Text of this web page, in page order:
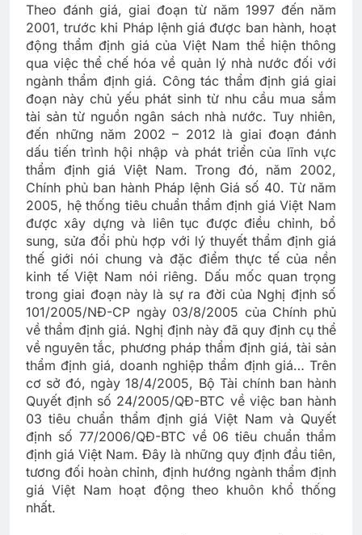
Theo đánh giá, giai đoạn từ năm 1997 đến năm
2001, trước khi Pháp lệnh giá được ban hành, hoạt
động thẩm định giá của Việt Nam thể hiện thông
qua việc thể chế hóa về quản lý nhà nước đối với
ngành thẩm định giá. Công tác thẩm định giá giai
đoạn này chủ yếu phát sinh từ nhu cầu mua sắm
tài sản từ nguồn ngân sách nhà nước. Tuy nhiên,
đến những năm 2002 – 2012 là giai đoạn đánh
dấu tiến trình hội nhập và phát triển của lĩnh vực
thẩm định giá Việt Nam. Trong đó, năm 2002,
Chính phủ ban hành Pháp lệnh Giá số 40. Từ năm
2005, hệ thống tiêu chuẩn thẩm định giá Việt Nam
được xây dựng và liên tục được điều chỉnh, bổ
sung, sửa đổi phù hợp với lý thuyết thẩm định giá
thế giới nói chung và đặc điểm thực tế của nền
kinh tế Việt Nam nói riêng. Dấu mốc quan trọng
trong giai đoạn này là sự ra đời của Nghị định số
101/2005/NĐ-CP ngày 03/8/2005 của Chính phủ
về thẩm định giá. Nghị định này đã quy định cụ thể
về nguyên tắc, phương pháp thẩm định giá, tài sản
thẩm định giá, doanh nghiệp thẩm định giá… Trên
cơ sở đó, ngày 18/4/2005, Bộ Tài chính ban hành
Quyết định số 24/2005/QĐ-BTC về việc ban hành
03 tiêu chuẩn thẩm định giá Việt Nam và Quyết
định số 77/2006/QĐ-BTC về 06 tiêu chuẩn thẩm
định giá Việt Nam. Đây là những quy định đầu tiên,
tương đối hoàn chỉnh, định hướng ngành thẩm định
giá Việt Nam hoạt động theo khuôn khổ thống
nhất.